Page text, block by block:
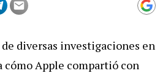
diversas investigaciones en
cómo Apple compartió con